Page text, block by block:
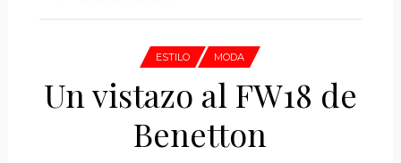
ESTILO MODA
Un vistazo al FW18 de
Benetton